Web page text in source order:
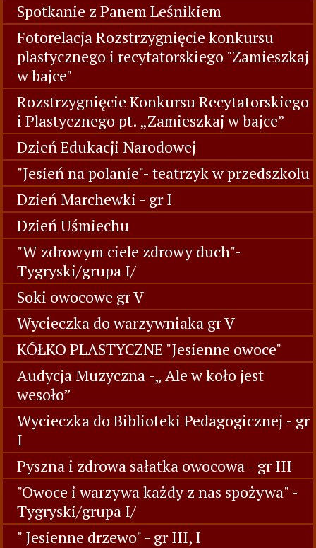
Spotkanie z Panem Leśnikiem
Fotorelacja Rozstrzygnięcie konkursu
plastycznego i recytatorskiego "Zamieszkaj
w bajce"
Rozstrzygnięcie Konkursu Recytatorskiego
i Plastycznego pt. „Zamieszkaj w bajce”
Dzień Edukacji Narodowej
"Jesień na polanie"- teatrzyk w przedszkolu
Dzień Marchewki - gr I
Dzień Uśmiechu
"W zdrowym ciele zdrowy duch"-
Tygryski/grupa I/
Soki owocowe gr V
Wycieczka do warzywniaka gr V
KÓŁKO PLASTYCZNE "Jesienne owoce"
Audycja Muzyczna -„ Ale w koło jest
wesoło”
Wycieczka do Biblioteki Pedagogicznej - gr
I
Pyszna i zdrowa sałatka owocowa - gr III
"Owoce i warzywa każdy z nas spożywa" -
Tygryski/grupa I/
" Jesienne drzewo" - gr III, I